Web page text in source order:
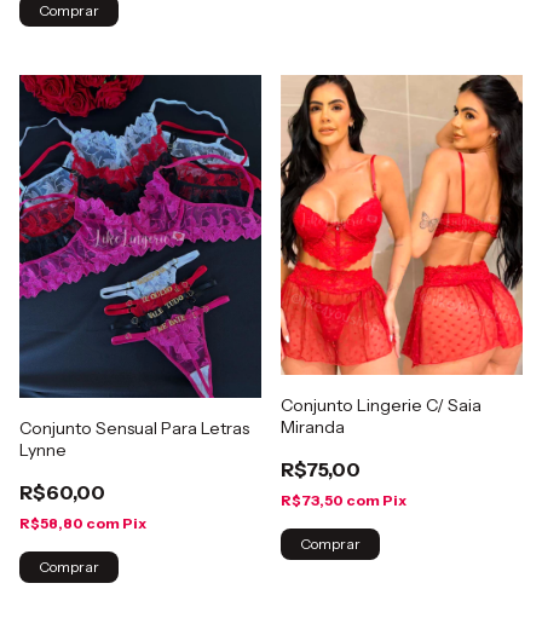
Comprar
Conjunto Sensual Para Letras
Lynne
R$60,00
R$58,80 com Pix
Comprar
Conjunto Lingerie C/ Saia
Miranda
R$75,00
R$73,50 com Pix
Comprar